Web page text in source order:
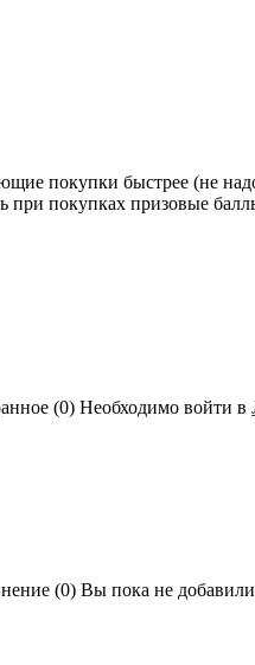
покупки быстрее (не
при покупках призовые
(0) Необходимо войти в
(0) Вы пока не